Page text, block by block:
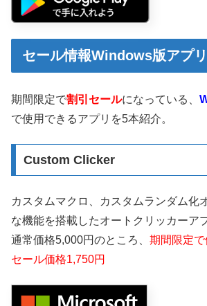
セール情報Windows版アプリ
期間限定で割引セールになっている、
で使用できるアプリを5本紹介。
Custom Clicker
カスタムマクロ、カスタムランダム化
な機能を搭載したオートクリッカーア
通常価格5,000円のところ、 期間限定
セール価格1,750円